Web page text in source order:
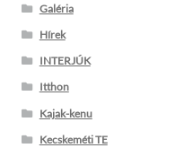
Galéria
Hírek
INTERJÚK
Itthon
Kajak-kenu
Kecskeméti TE